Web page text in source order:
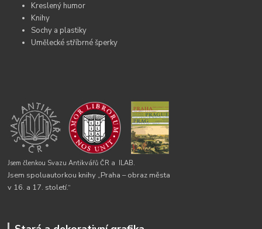
Kreslený humor
Knihy
Sochy a plastiky
Umělecké stříbrné šperky
Jsem členkou Svazu Antikvářů ČR a ILAB.
Jsem spoluautorkou knihy „Praha – obraz města
v 16. a 17. století.“